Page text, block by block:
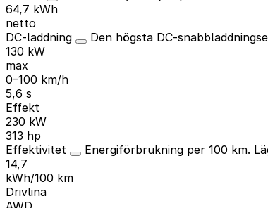
64,7 kWh
netto
DC-laddning
Den högsta DC-
130 kW
max
0–100 km/h
5,6 s
Effekt
230 kW
313 hp
Effektivitet
Energiförbrukning per 100 km.
14,7
kWh/100 km
Drivlina